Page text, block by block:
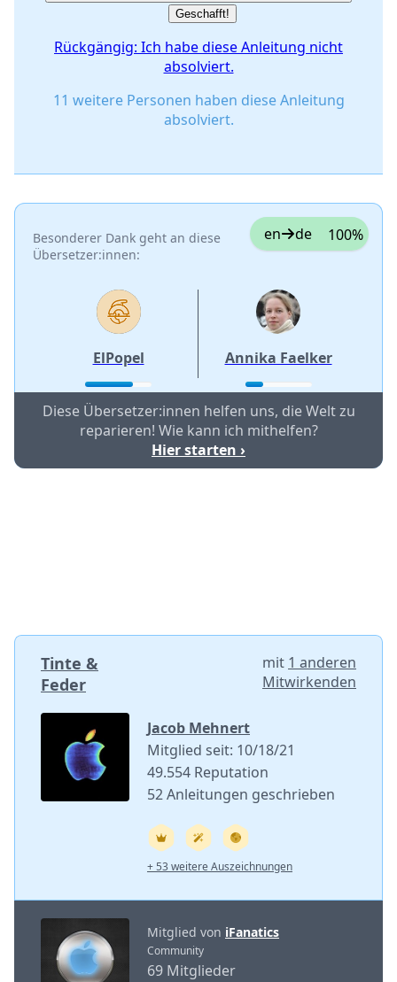
Geschafft!
Rückgängig: Ich habe diese Anleitung nicht
absolviert.
11 weitere Personen haben diese Anleitung
absolviert.
Besonderer Dank geht an diese
Übersetzer:innen:
en de 100%
ElPopel Annika Faelker
Diese Übersetzer:innen helfen uns, die Welt zu
reparieren! Wie kann ich mithelfen?
Hier starten ›
Tinte &
Feder
mit 1 anderen
Mitwirkenden
Jacob Mehnert
Mitglied seit: 10/18/21
49.554 Reputation
52 Anleitungen geschrieben
+ 53 weitere Auszeichnungen
Mitglied von iFanatics
Community
69 Mitglieder